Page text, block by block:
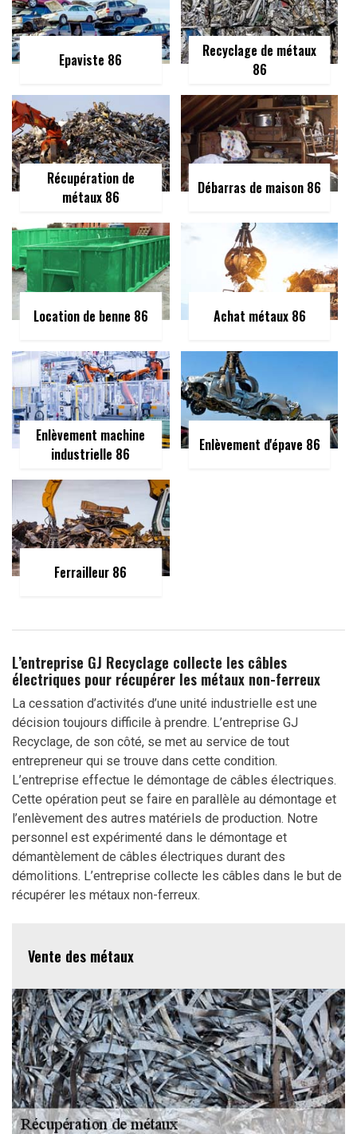
Epaviste 86
Recyclage de métaux
86
Récupération de
métaux 86
Débarras de maison 86
Location de benne 86 Achat métaux 86
Enlèvement machine
industrielle 86
Enlèvement d'épave 86
Ferrailleur 86
L’entreprise GJ Recyclage collecte les câbles
électriques pour récupérer les métaux non-ferreux
La cessation d’activités d’une unité industrielle est une
décision toujours difficile à prendre. L’entreprise GJ
Recyclage, de son côté, se met au service de tout
entrepreneur qui se trouve dans cette condition.
L’entreprise effectue le démontage de câbles électriques.
Cette opération peut se faire en parallèle au démontage et
l’enlèvement des autres matériels de production. Notre
personnel est expérimenté dans le démontage et
démantèlement de câbles électriques durant des
démolitions. L’entreprise collecte les câbles dans le but de
récupérer les métaux non-ferreux.
Vente des métaux